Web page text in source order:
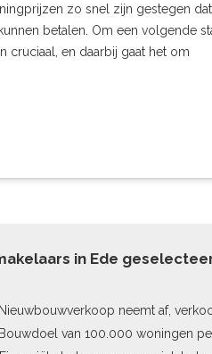
zo snel zijn gestegen dat
betalen. Om een volgende
cruciaal, en daarbij gaat het om
in Ede
Nieuwbouwverkoop neemt af,
Bouwdoel van 100.000 woningen